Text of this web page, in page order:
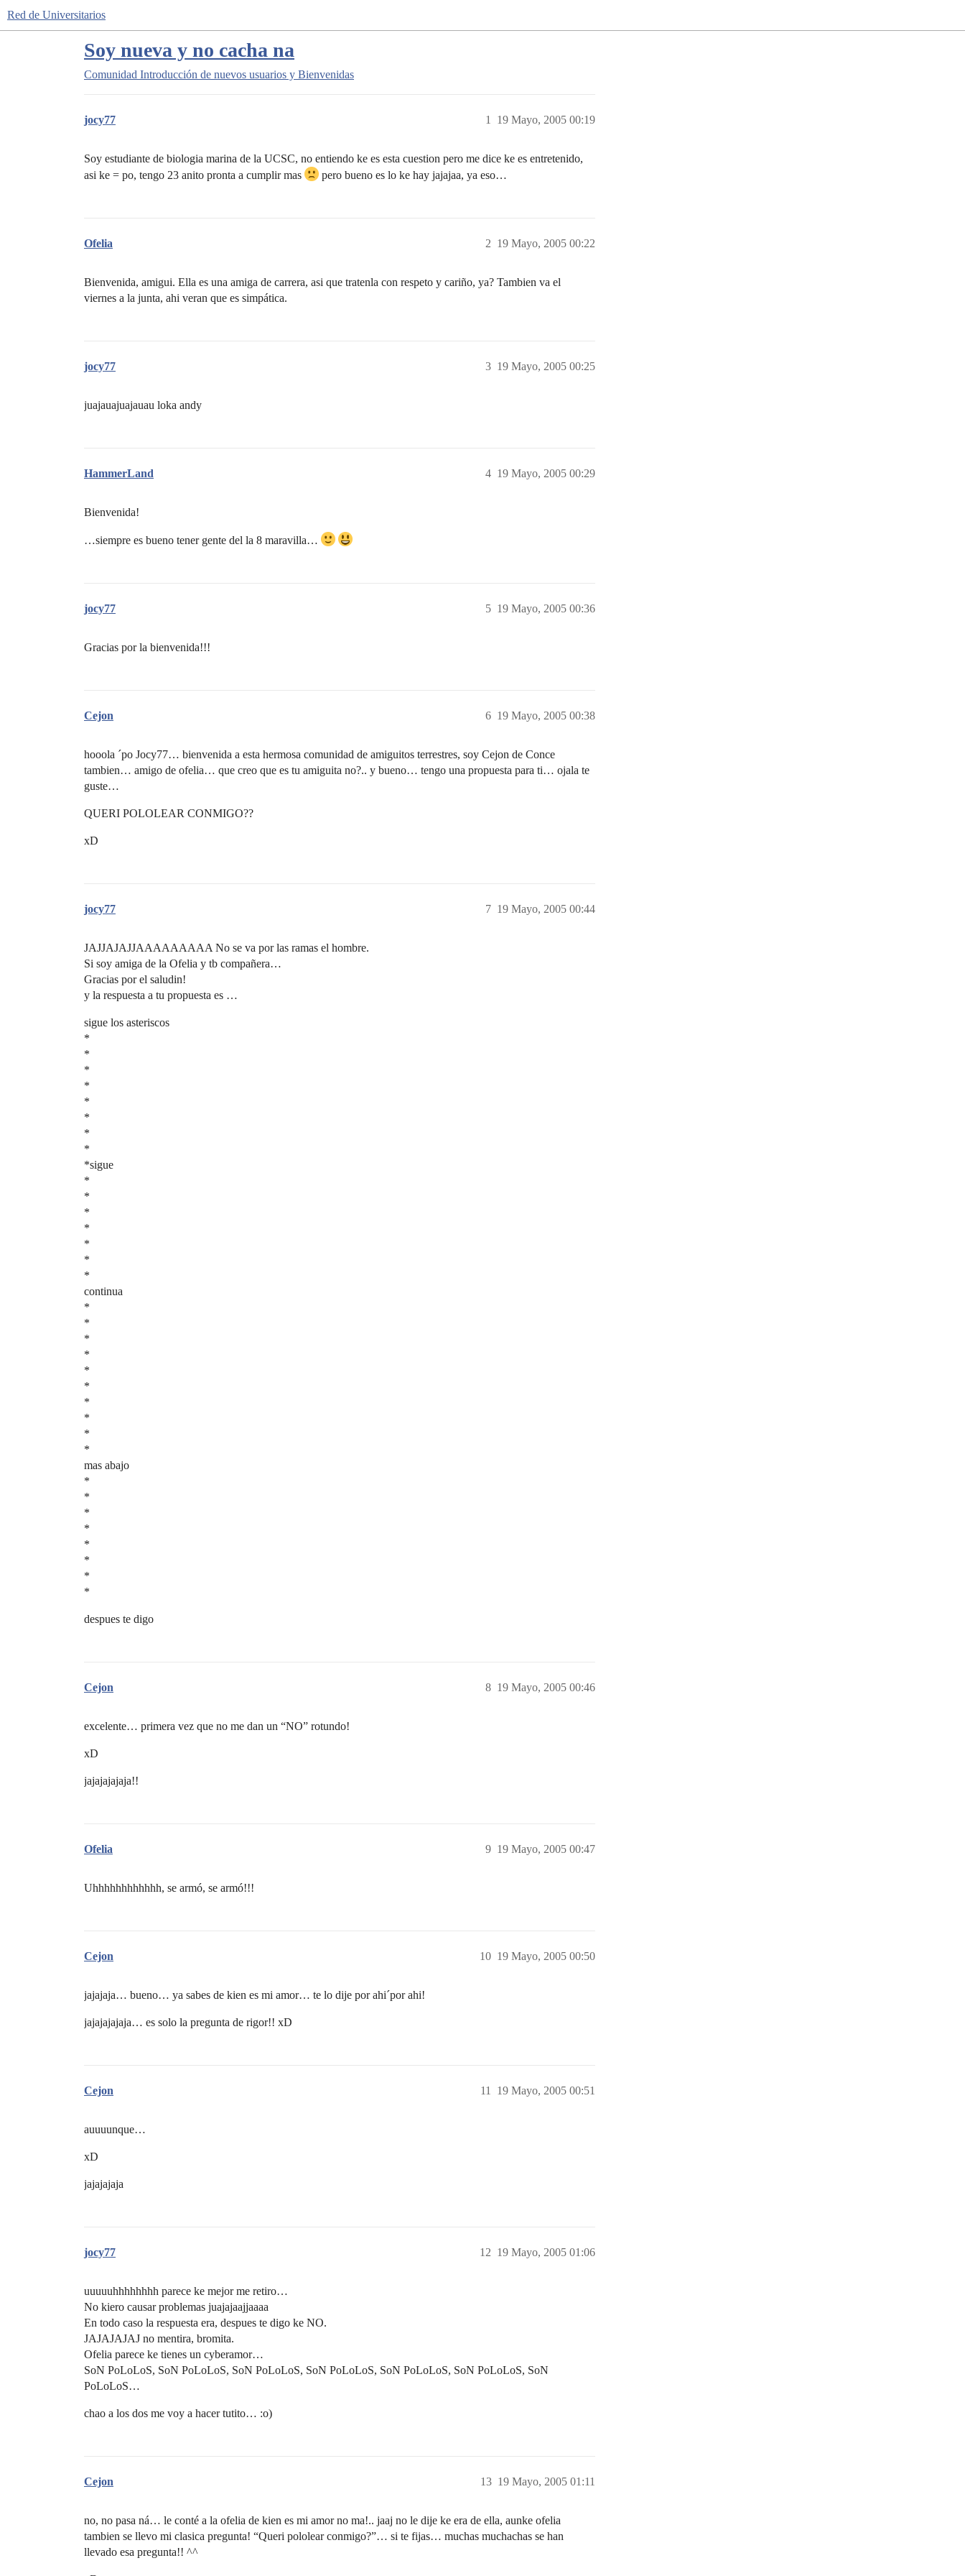
Red de Universitarios
Soy nueva y no cacha na
Comunidad Introducción de nuevos usuarios y Bienvenidas
jocy77 19 Mayo, 2005 00:19
1
Soy estudiante de biologia marina de la UCSC, no entiendo ke es esta cuestion pero me dice ke es entretenido,
asi ke = po, tengo 23 anito pronta a cumplir mas
pero bueno es lo ke hay jajajaa, ya eso…
Ofelia 19 Mayo, 2005 00:22
2
Bienvenida, amigui. Ella es una amiga de carrera, asi que tratenla con respeto y cariño, ya? Tambien va el
viernes a la junta, ahi veran que es simpática.
jocy77 19 Mayo, 2005 00:25
3
juajauajuajauau loka andy
HammerLand 19 Mayo, 2005 00:29
4
Bienvenida!
…siempre es bueno tener gente del la 8 maravilla…
jocy77 19 Mayo, 2005 00:36
5
Gracias por la bienvenida!!!
Cejon 19 Mayo, 2005 00:38
6
hooola ´po Jocy77… bienvenida a esta hermosa comunidad de amiguitos terrestres, soy Cejon de Conce
tambien… amigo de ofelia… que creo que es tu amiguita no?.. y bueno… tengo una propuesta para ti… ojala te
guste…
QUERI POLOLEAR CONMIGO??
xD
jocy77 19 Mayo, 2005 00:44
7
JAJJAJAJJAAAAAAAAA No se va por las ramas el hombre.
Si soy amiga de la Ofelia y tb compañera…
Gracias por el saludin!
y la respuesta a tu propuesta es …
sigue los asteriscos
*
*
*
*
*
*
*
*
*sigue
*
*
*
*
*
*
*
continua
*
*
*
*
*
*
*
*
*
*
mas abajo
*
*
*
*
*
*
*
*
despues te digo
Cejon 19 Mayo, 2005 00:46
8
excelente… primera vez que no me dan un “NO” rotundo!
xD
jajajajajaja!!
Ofelia 19 Mayo, 2005 00:47
9
Uhhhhhhhhhhhh, se armó, se armó!!!
Cejon 19 Mayo, 2005 00:50
10
jajajaja… bueno… ya sabes de kien es mi amor… te lo dije por ahi´por ahi!
jajajajajaja… es solo la pregunta de rigor!! xD
Cejon 19 Mayo, 2005 00:51
11
auuuunque…
xD
jajajajaja
jocy77 19 Mayo, 2005 01:06
12
uuuuuhhhhhhhh parece ke mejor me retiro…
No kiero causar problemas juajajaajjaaaa
En todo caso la respuesta era, despues te digo ke NO.
JAJAJAJAJ no mentira, bromita.
Ofelia parece ke tienes un cyberamor…
SoN PoLoLoS, SoN PoLoLoS, SoN PoLoLoS, SoN PoLoLoS, SoN PoLoLoS, SoN PoLoLoS, SoN
PoLoLoS…
chao a los dos me voy a hacer tutito… :o)
Cejon 19 Mayo, 2005 01:11
13
no, no pasa ná… le conté a la ofelia de kien es mi amor no ma!.. jaaj no le dije ke era de ella, aunke ofelia
tambien se llevo mi clasica pregunta! “Queri pololear conmigo?”… si te fijas… muchas muchachas se han
llevado esa pregunta!! ^^